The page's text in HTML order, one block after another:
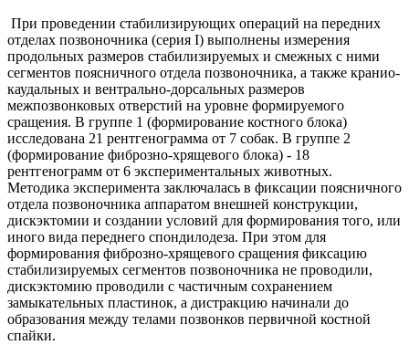
При проведении стабилизирующих операций на передних
отделах позвоночника (серия I) выполнены измерения
продольных размеров стабилизируемых и смежных с ними
сегментов поясничного отдела позвоночника, а также кранио-
каудальных и вентрально-дорсальных размеров
межпозвонковых отверстий на уровне формируемого
сращения. В группе 1 (формирование костного блока)
исследована 21 рентгенограмма от 7 собак. В группе 2
(формирование фиброзно-хрящевого блока) - 18
рентгенограмм от 6 экспериментальных животных.
Методика эксперимента заключалась в фиксации поясничного
отдела позвоночника аппаратом внешней конструкции,
дискэктомии и создании условий для формирования того, или
иного вида переднего спондилодеза. При этом для
формирования фиброзно-хрящевого сращения фиксацию
стабилизируемых сегментов позвоночника не проводили,
дискэктомию проводили с частичным сохранением
замыкательных пластинок, а дистракцию начинали до
образования между телами позвонков первичной костной
спайки.